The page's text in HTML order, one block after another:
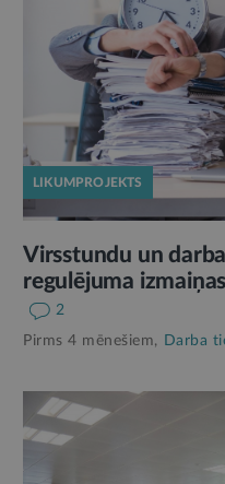
LIKUMPROJEKTS
Virsstundu un
regulējuma
2
Pirms 4 mēnešiem, Darba